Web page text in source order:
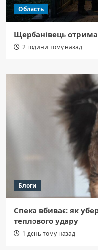
Область
Щербанівець
2 години тому назад
Блоги
Спека вбиває: як
теплового удару
1 день тому назад